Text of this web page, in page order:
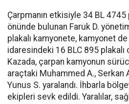
Çarpmanın etkisiyle 34 BL 4745
önünde bulunan Faruk D.
plakalı kamyonete, kamyonet
idaresindeki 16 BLC 895 plakalı
Kazada, çarpan kamyonun
araçtaki Muhammed A., Serkan
Yunus S. yaralandı. İhbarla
ekipleri sevk edildi. Yaralılar,